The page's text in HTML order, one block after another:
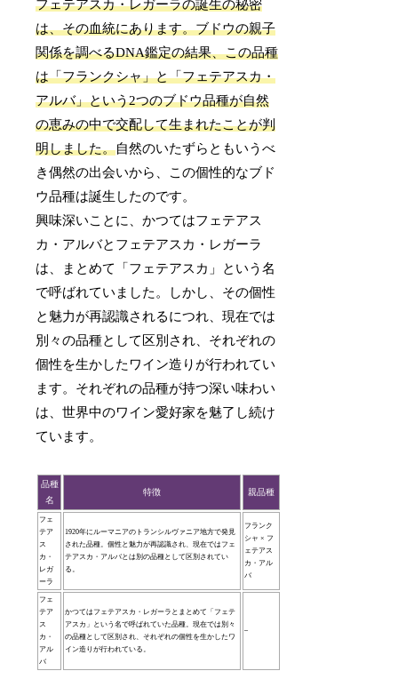
フェテアスカ・レガーラの誕生の秘密
は、その血統にあります。ブドウの親子
関係を調べるDNA鑑定の結果、この品種
は「フランクシャ」と「フェテアスカ・
アルバ」という2つのブドウ品種が自然
の恵みの中で交配して生まれたことが判
明しました。自然のいたずらともいうべ
き偶然の出会いから、この個性的なブド
ウ品種は誕生したのです。
興味深いことに、かつてはフェテアス
カ・アルバとフェテアスカ・レガーラ
は、まとめて「フェテアスカ」という名
で呼ばれていました。しかし、その個性
と魅力が再認識されるにつれ、現在では
別々の品種として区別され、それぞれの
個性を生かしたワイン造りが行われてい
ます。それぞれの品種が持つ深い味わい
は、世界中のワイン愛好家を魅了し続け
ています。
品種
名
特徴 親品種
フェ
テア
ス
カ・
レガ
ーラ
1920年にルーマニアのトランシルヴァニア地方で発見
された品種。個性と魅力が再認識され、現在ではフェ
テアスカ・アルバとは別の品種として区別されてい
る。
フランク
シャ × フ
ェテアス
カ・アル
バ
フェ
テア
ス
カ・
アル
バ
かつてはフェテアスカ・レガーラとまとめて「フェテ
アスカ」という名で呼ばれていた品種。現在では別々
の品種として区別され、それぞれの個性を生かしたワ
イン造りが行われている。
–